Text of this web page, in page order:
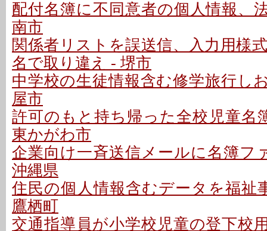
配付名簿に不同意者の個人情報、
南市
関係者リストを誤送信、入力用様
名で取り違え - 堺市
中学校の生徒情報含む修学旅行し
屋市
許可のもと持ち帰った全校児童名
東かがわ市
企業向け一斉送信メールに名簿フ
沖縄県
住民の個人情報含むデータを福祉
鷹栖町
交通指導員が小学校児童の登下校